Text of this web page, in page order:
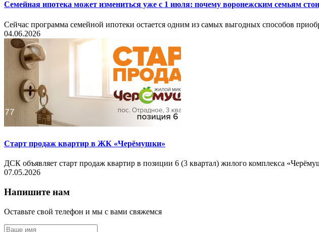
Семейная ипотека может измениться уже с 1 июля: почему воронежским семьям
Сейчас программа семейной ипотеки остается одним из самых выгодных способов
04.06.2026
Старт продаж квартир в ЖК «Черёмушки»
ДСК объявляет старт продаж квартир в позиции 6 (3 квартал) жилого комплекса
07.05.2026
Напишите нам
Оставьте свой телефон и мы с вами свяжемся